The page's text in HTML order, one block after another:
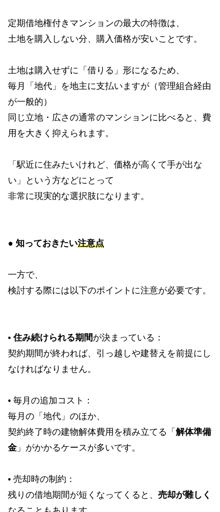
定期借地権付きマンションの最大の特徴は、
土地を購入しない分、購入価格が安いことです。
土地は購入せずに「借りる」形になるため、
毎月「地代」を地主に支払いますが（管理組合経由
が一般的）
同じ立地・広さの通常のマンションに比べると、費
用を大きく抑えられます。
「駅近に住みたいけれど、価格が高くて手が出な
い」という方などにとって
非常に現実的な選択肢になります。
● 知っておきたい注意点
一方で、
検討する際には以下のポイントに注意が必要です。
•住み続けられる期間が決まっている：
契約期間が終われば、引っ越しや建替えを前提にし
なければなりません。
• 毎月の追加コスト：
毎月の「地代」のほか、
契約終了時の建物解体費用を積み立てる「 解体準備
金」がかかるケースが多いです。
• 売却時の制約：
残りの借地期間が短くなってくると、 売却が難しく